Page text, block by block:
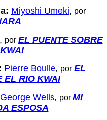
Miyoshi Umeki, por
, por EL PUENTE SOBRE
Pierre Boulle, por EL
EL RIO KWAI
George Wells, por MI
ESPOSA